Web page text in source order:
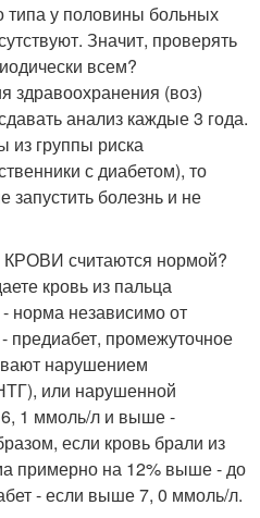
типа у половины больных
Значит, проверять
всем?
здравоохранения (воз)
анализ каждые 3 года.
из группы риска
с диабетом), то
запустить болезнь и не
КРОВИ считаются нормой?
кровь из пальца
норма независимо от
предиабет, промежуточное
нарушением
или нарушенной
1 ммоль/л и выше -
если кровь брали из
примерно на 12% выше - до
- если выше 7, 0 ммоль/л.